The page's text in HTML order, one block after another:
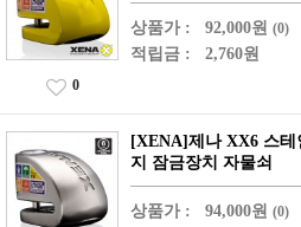
상품가 : 92,000원 (0)
적립금 : 2,760원
0
[XENA]제나 XX6 스
지 잠금장치 자물쇠
상품가 : 94,000원 (0)